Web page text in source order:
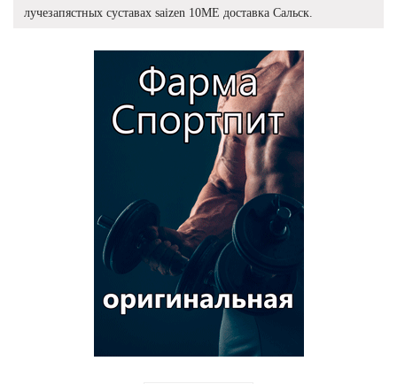
лучезапястных суставах saizen 10ME доставка Сальск.